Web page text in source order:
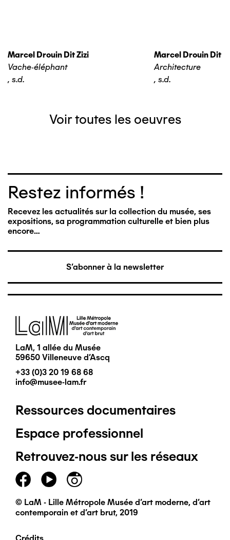
Marcel Drouin Dit Zizi
Vache-éléphant
, s.d.
Marcel Drouin Dit
Architecture
, s.d.
Voir toutes les oeuvres
Restez informés !
Recevez les actualités sur la collection du musée, ses
expositions, sa programmation culturelle et bien plus
encore…
S'abonner à la newsletter
Image
LaM, 1 allée du Musée
59650 Villeneuve d'Ascq
+33 (0)3 20 19 68 68
info@musee-lam.fr
Pied
de
page
principal
Ressources documentaires
Espace professionnel
Retrouvez-nous sur les réseaux
© LaM - Lille Métropole Musée d'art moderne, d'art
contemporain et d'art brut, 2019
Crédits